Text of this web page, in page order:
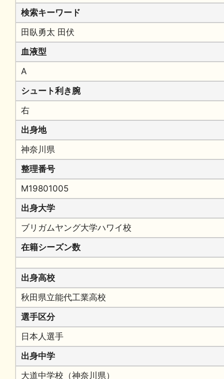
検索キーワード
田臥勇太 田伏
血液型
A
シュート利き腕
右
出身地
神奈川県
整理番号
M19801005
出身大学
ブリガムヤング大学ハワイ校
在籍シーズン数
出身高校
秋田県立能代工業高校
選手区分
日本人選手
出身中学
大道中学校（神奈川県）